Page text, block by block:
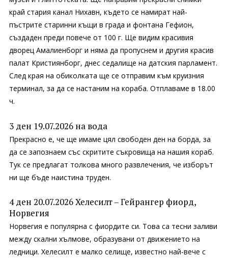
край стария канал Нихавн, където се намират най-
пъстрите старинни къщи в града и фонтана Гефион,
създаден преди повече от 100 г. Ще видим красивия
дворец Амалиенборг и няма да пропуснем и другия красив
палат Кристиянборг, днес седалище на датския парламент.
След края на обиколката ще се отправим към круизния
терминал, за да се настаним на кораба. Отплаваме в 18.00
ч.
3 ден 19.07.2026 на вода
Прекрасно е, че ще имаме цял свободен ден на борда, за
да се запознаем със скритите съкровища на нашия кораб.
Тук се предлагат толкова много развлечения, че изборът
ни ще бъде наистина труден.
4 ден 20.07.2026 Хелесилт – Гейрангер фиорд,
Норвегия
Норвегия е популярна с фиордите си. Това са тесни заливи
между скални хълмове, образувани от движението на
ледници. Хелесилт е малко селище, известно най-вече с